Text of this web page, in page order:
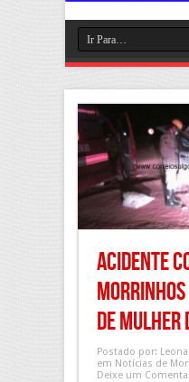
Acidente
de mulher
Postado por:
em Notícias de
Deixe um